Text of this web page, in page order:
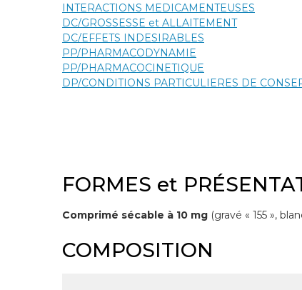
INTERACTIONS MEDICAMENTEUSES
DC/GROSSESSE et ALLAITEMENT
DC/EFFETS INDESIRABLES
PP/PHARMACODYNAMIE
PP/PHARMACOCINETIQUE
DP/CONDITIONS PARTICULIERES DE
FORMES et
Comprimé sécable à 10 mg (gravé « 155 »,
COMPOSITION